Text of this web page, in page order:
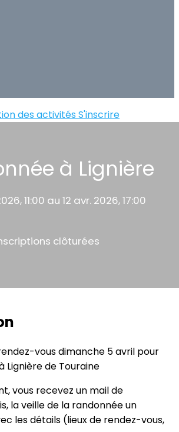
des activités S'inscrire
à Lignière
11:00 au 12 avr. 2026, 17:00
clôturées
vous dimanche 5 avril pour
Lignière de Touraine
vous recevez un mail de
la veille de la randonnée un
les détails (lieux de rendez-vous,